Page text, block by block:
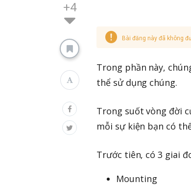
+4
Bài đăng này đã không
Trong phần này,
thể sử dụng chúng.
Trong suốt vòng đời
mỗi sự kiện bạn có
Trước tiên, có 3 giai
Mounting